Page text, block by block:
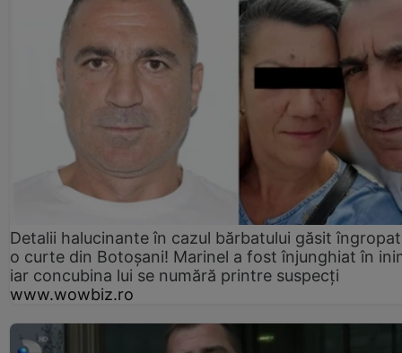
Detalii halucinante în cazul bărbatului găsit
o curte din Botoșani! Marinel a fost înjunghiat în
iar concubina lui se numără printre suspecți
www.wowbiz.ro